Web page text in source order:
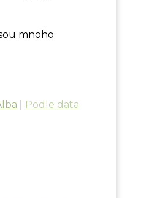
mnoho
Podle data